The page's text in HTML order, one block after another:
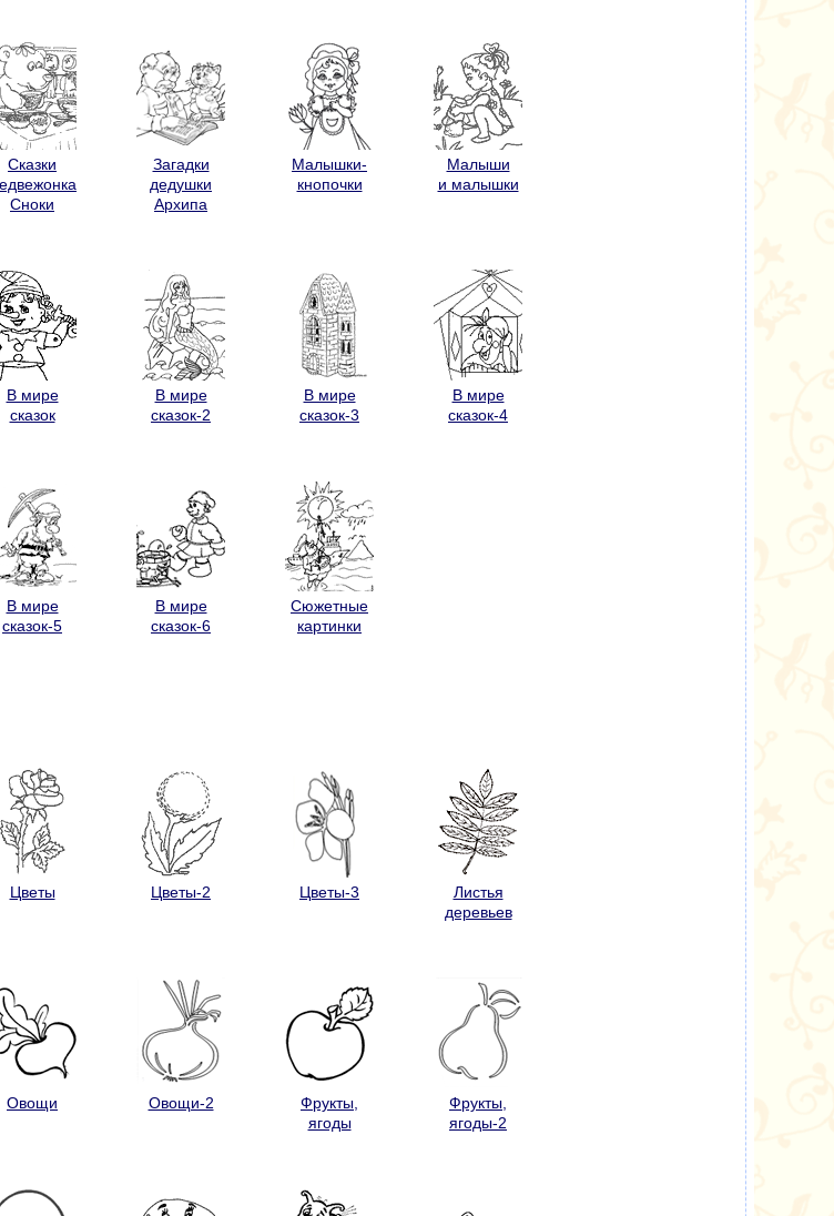
Сказки
Сноки
Загадки
дедушки
Архипа
Малышки-
кнопочки
Малыши
и малышки
В мире
сказок
В мире
сказок-2
В мире
сказок-3
В мире
сказок-4
В мире
сказок-5
В мире
сказок-6
Сюжетные
картинки
Цветы Цветы-2 Цветы-3
Листья
деревьев
Овощи Овощи-2
Фрукты,
ягоды
Фрукты,
ягоды-2